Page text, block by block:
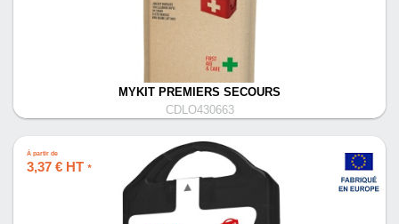
MYKIT PREMIERS SECOURS
CDLO430663
À partir de
3,37 € HT *